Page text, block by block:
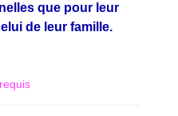
que pour leur
de leur famille.